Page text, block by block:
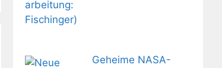
Geheime NASA-